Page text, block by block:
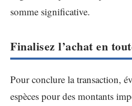
somme significative.
Finalisez l’achat en
Pour conclure la transaction,
espèces pour des montants